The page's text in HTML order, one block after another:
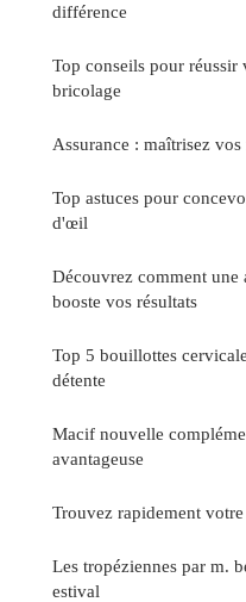
différence
Top conseils pour réussir
bricolage
Assurance : maîtrisez
Top astuces pour
d'œil
Découvrez comment une
booste vos résultats
Top 5 bouillottes
détente
Macif nouvelle
avantageuse
Trouvez rapidement
Les tropéziennes par m.
estival